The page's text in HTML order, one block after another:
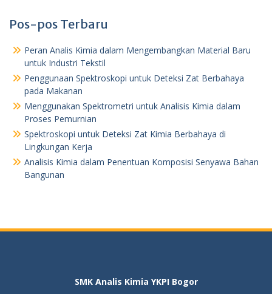
Pos-pos Terbaru
Peran Analis Kimia dalam Mengembangkan Material Baru
untuk Industri Tekstil
Penggunaan Spektroskopi untuk Deteksi Zat Berbahaya
pada Makanan
Menggunakan Spektrometri untuk Analisis Kimia dalam
Proses Pemurnian
Spektroskopi untuk Deteksi Zat Kimia Berbahaya di
Lingkungan Kerja
Analisis Kimia dalam Penentuan Komposisi Senyawa Bahan
Bangunan
SMK Analis Kimia YKPI Bogor